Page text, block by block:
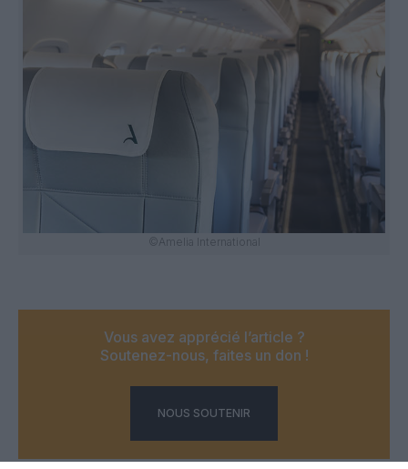
©Amelia International
Vous avez apprécié l’article ?
Soutenez-nous, faites un don !
NOUS SOUTENIR